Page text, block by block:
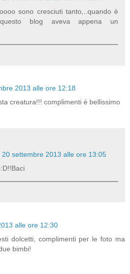
sono cresciuti tanto,..quando è
blog aveva appena un
2013 alle ore 12:18
creatura!!! complimenti è bellissimo
20 settembre 2013 alle ore 13:05
alle ore 12:30
dolcetti, complimenti per le foto ma
bimbi!